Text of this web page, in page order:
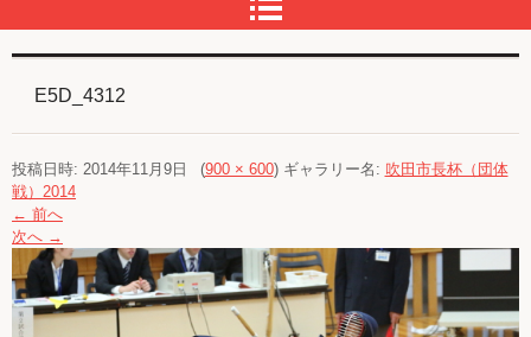
E5D_4312
投稿日時: 2014年11月9日 (900 × 600) ギャラリー名: 吹田市長杯（団体
戦）2014
← 前へ
次へ →